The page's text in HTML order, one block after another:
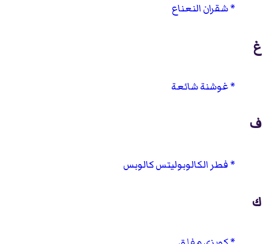
شقران النعناع
غ
غوشنة شائعة
ف
فطر الكالوبوليتس كالوبس
ك